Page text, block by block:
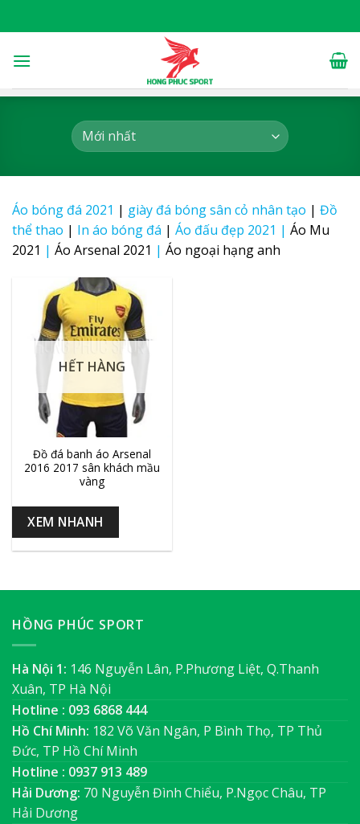
to
Áo bóng đá 2021 | giày đá bóng sân cỏ nhân tạo | Đồ
thể thao | In áo bóng đá | Áo đấu đẹp 2021 | Áo Mu
2021 | Áo Arsenal 2021 | Áo ngoại hạng anh
HẾT HÀNG
Đồ đá banh áo Arsenal
2016 2017 sân khách mầu
vàng
XEM NHANH
HỒNG PHÚC SPORT
Hà Nội 1: 146 Nguyễn Lân, P.Phương Liệt, Q.Thanh
Xuân, TP Hà Nội
Hotline : 093 6868 444
Hồ Chí Minh: 182 Võ Văn Ngân, P Bình Thọ, TP Thủ
Đức, TP Hồ Chí Minh
Hotline : 0937 913 489
Hải Dương: 70 Nguyễn Đình Chiểu, P.Ngọc Châu, TP
Hải Dương